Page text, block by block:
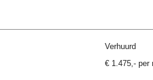
verhuurd
€ 1.475,- per